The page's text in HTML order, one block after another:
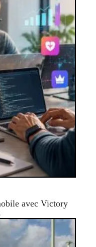
avec Victory